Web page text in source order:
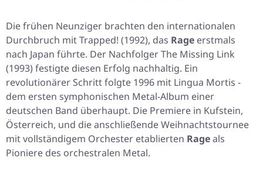
Die frühen Neunziger brachten den internationalen
Durchbruch mitTrapped! (1992), das Rage erstmals
nach Japan führte. Der NachfolgerThe Missing Link
(1993) festigte diesen Erfolg nachhaltig. Ein
revolutionärer Schritt folgte 1996 mit Lingua Mortis -
dem ersten symphonischen Metal-Album einer
deutschen Band überhaupt. Die Premiere in Kufstein,
Österreich, und die anschließende Weihnachtstournee
mit vollständigem Orchester etablierten Rageals
Pioniere des orchestralen Metal.